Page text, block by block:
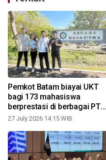
Pemkot Batam biayai UKT
bagi 173 mahasiswa
berprestasi di berbagai PTN
unggul
27 July 2026 14:15 WIB